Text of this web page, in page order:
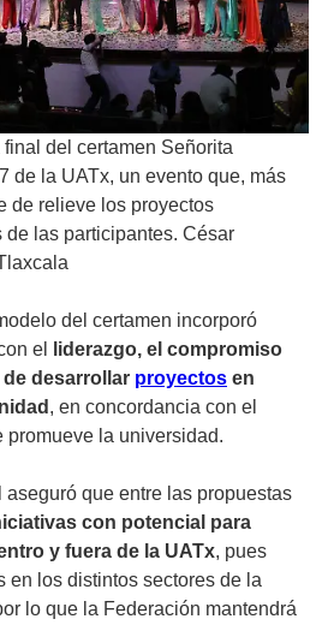
del certamen Señorita
de la UATx, un evento que, más
de relieve los proyectos
las participantes. César
del certamen incorporó
el
liderazgo, el compromiso
desarrollar proyectos en
, en concordancia con el
promueve la universidad.
aseguró que entre las propuestas
con potencial para
y fuera de la UATx, pues
en los distintos sectores de la
lo que la Federación mantendrá